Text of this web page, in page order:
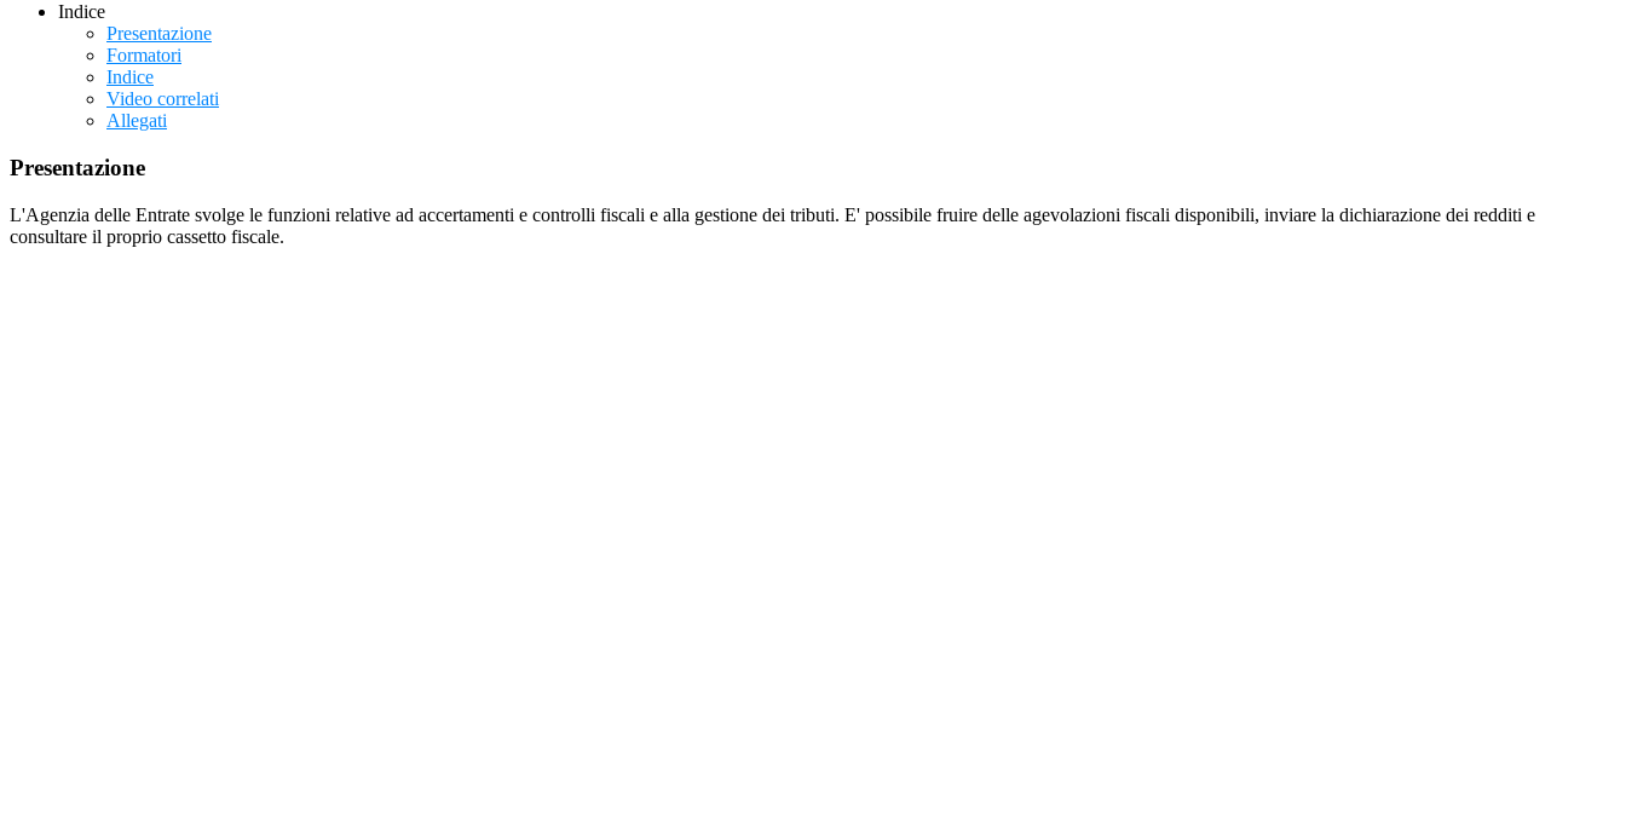
Indice
Presentazione
Formatori
Indice
Video correlati
Allegati
Presentazione
L'Agenzia delle Entrate svolge le funzioni relative ad accertamenti e controlli fiscali e alla gestione dei tributi. E' possibile fruire delle agevolazioni fiscali disponibili, inviare la dichiarazione dei redditi e
consultare il proprio cassetto fiscale.